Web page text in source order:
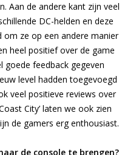
Aan de andere kant zijn veel
DC-helden en deze
om ze op een andere manier
heel positief over de game
feedback gegeven
level hadden toegevoegd
veel positieve reviews over
City’ laten we ook zien
de gamers erg enthousiast.
de console te brengen?